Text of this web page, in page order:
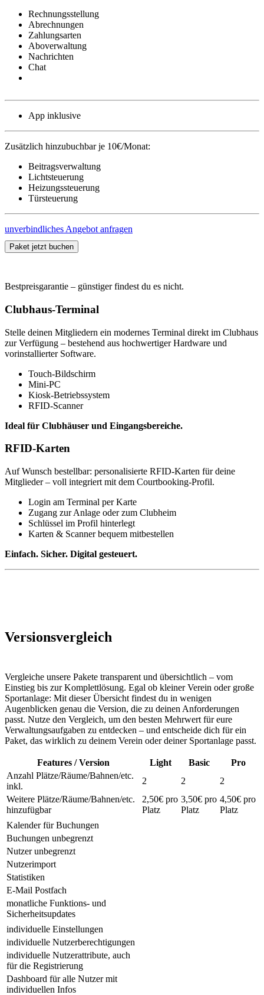
Rechnungsstellung
Abrechnungen
Zahlungsarten
Aboverwaltung
Nachrichten
Chat
App inklusive
Zusätzlich hinzubuchbar je 10€/Monat:
Beitragsverwaltung
Lichtsteuerung
Heizungssteuerung
Türsteuerung
unverbindliches Angebot anfragen
Paket jetzt buchen
Bestpreisgarantie – günstiger findest du es nicht.
Clubhaus-Terminal
Stelle deinen Mitgliedern ein modernes Terminal direkt im Clubhaus
zur Verfügung – bestehend aus hochwertiger Hardware und
vorinstallierter Software.
Touch-Bildschirm
Mini-PC
Kiosk-Betriebssystem
RFID-Scanner
Ideal für Clubhäuser und Eingangsbereiche.
RFID-Karten
Auf Wunsch bestellbar: personalisierte RFID-Karten für deine
Mitglieder – voll integriert mit dem Courtbooking-Profil.
Login am Terminal per Karte
Zugang zur Anlage oder zum Clubheim
Schlüssel im Profil hinterlegt
Karten & Scanner bequem mitbestellen
Einfach. Sicher. Digital gesteuert.
Versionsvergleich
Vergleiche unsere Pakete transparent und übersichtlich – vom
Einstieg bis zur Komplettlösung. Egal ob kleiner Verein oder große
Sportanlage: Mit dieser Übersicht findest du in wenigen
Augenblicken genau die Version, die zu deinen Anforderungen
passt. Nutze den Vergleich, um den besten Mehrwert für eure
Verwaltungsaufgaben zu entdecken – und entscheide dich für ein
Paket, das wirklich zu deinem Verein oder deiner Sportanlage passt.
Features / Version Light Basic
Pro
Anzahl Plätze/Räume/Bahnen/etc.
inkl.
2 2
2
Weitere Plätze/Räume/Bahnen/etc.
hinzufügbar
2,50€ pro
Platz
3,50€ pro
Platz
4,50€ pro
Platz
Kalender für Buchungen
Buchungen unbegrenzt
Nutzer unbegrenzt
Nutzerimport
Statistiken
E-Mail Postfach
monatliche Funktions- und
Sicherheitsupdates
individuelle Einstellungen
individuelle Nutzerberechtigungen
individuelle Nutzerattribute, auch
für die Registrierung
Dashboard für alle Nutzer mit
individuellen Infos